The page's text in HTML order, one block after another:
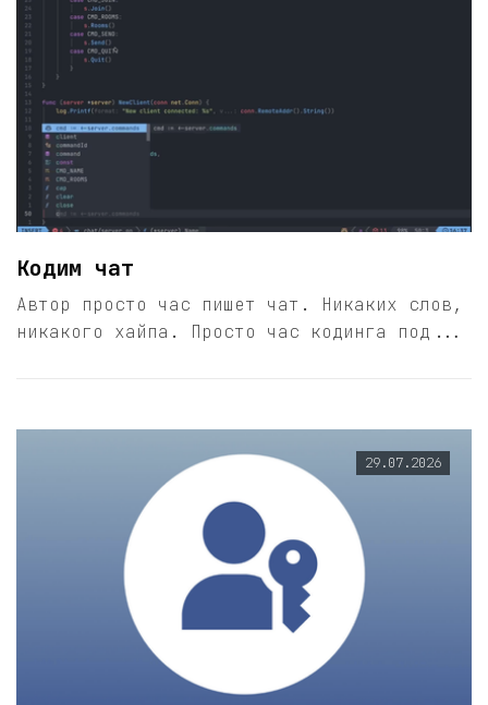
Кодим чат
Автор просто час пишет чат. Никаких слов,
никакого хайпа. Просто час кодинга под...
29.07.2026